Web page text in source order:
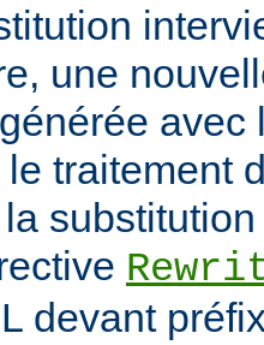
une
traitement
devant